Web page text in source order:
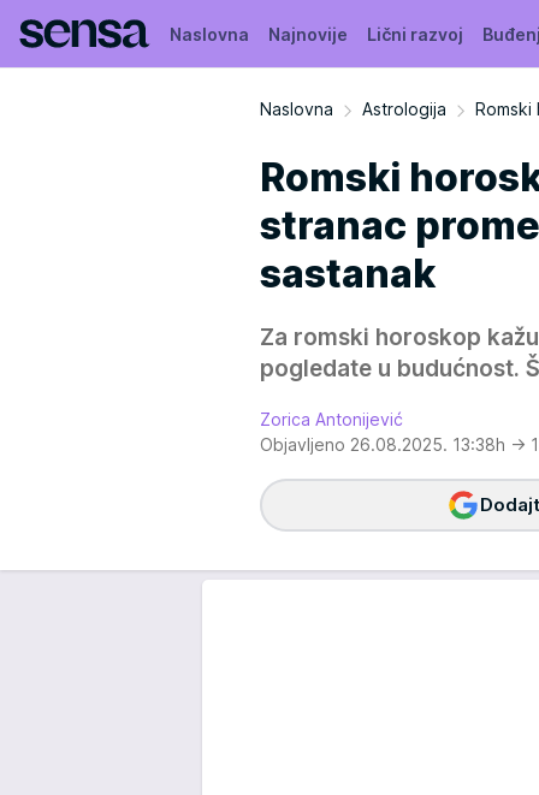
Naslovna Najnovije Lični razvoj
Naslovna Astrologija
Romski
stranac
sastanak
Za romski horoskop
pogledate u budućnost.
Zorica Antonijević
Objavljeno 26.08.2025. 13:38h →